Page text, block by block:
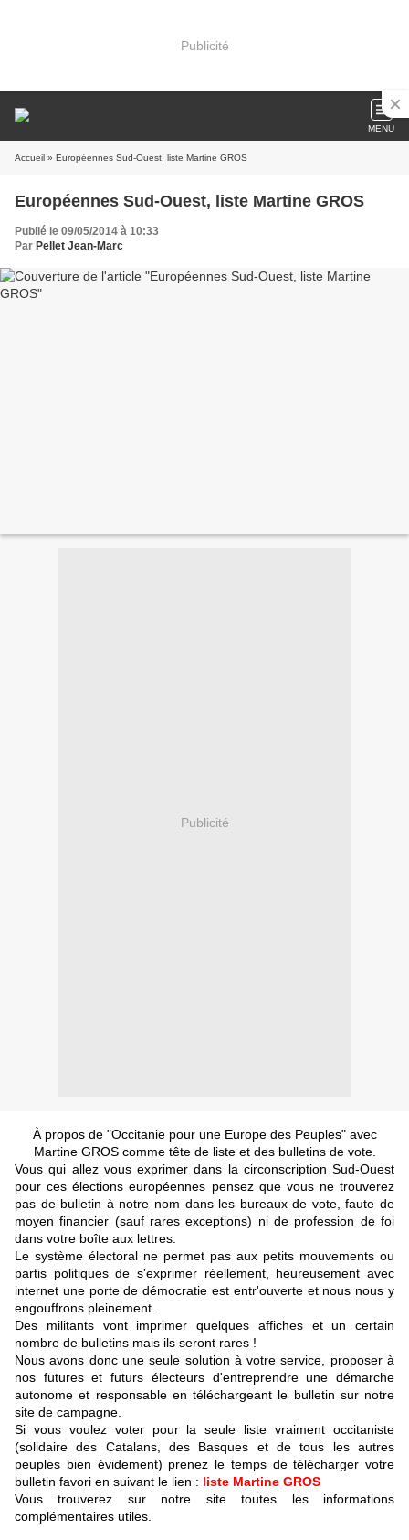
Publicité
MENU
Accueil » Européennes Sud-Ouest, liste Martine GROS
Européennes Sud-Ouest, liste Martine GROS
Publié le 09/05/2014 à 10:33
Par Pellet Jean-Marc
Publicité
À propos de "Occitanie pour une Europe des Peuples" avec
Martine GROS comme tête de liste et des bulletins de vote.
Vous qui allez vous exprimer dans la circonscription Sud-Ouest
pour ces élections européennes pensez que vous ne trouverez
pas de bulletin à notre nom dans les bureaux de vote, faute de
moyen financier (sauf rares exceptions) ni de profession de foi
dans votre boîte aux lettres.
Le système électoral ne permet pas aux petits mouvements ou
partis politiques de s'exprimer réellement, heureusement avec
internet une porte de démocratie est entr'ouverte et nous nous y
engouffrons pleinement.
Des militants vont imprimer quelques affiches et un certain
nombre de bulletins mais ils seront rares !
Nous avons donc une seule solution à votre service, proposer à
nos futures et futurs électeurs d'entreprendre une démarche
autonome et responsable en téléchargeant le bulletin sur notre
site de campagne.
Si vous voulez voter pour la seule liste vraiment occitaniste
(solidaire des Catalans, des Basques et de tous les autres
peuples bien évidement) prenez le temps de télécharger votre
bulletin favori en suivant le lien : liste Martine GROS
Vous trouverez sur notre site toutes les informations
complémentaires utiles.